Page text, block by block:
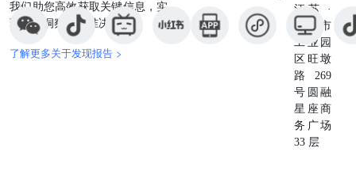
我们助您高效获取关键信息，实
现深度洞察与精准决策。
了解更多关于发现报告 >
江苏 ·
苏州市
工业园
区旺墩
路269
号圆融
星座商
务广场
33 层